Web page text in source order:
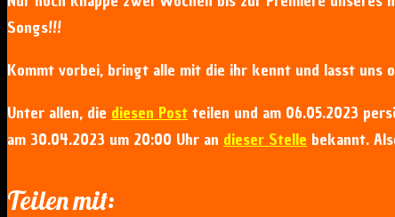
Songs!!!
Kommt vorbei, bringt alle mit die ihr kennt und lasst
Unter allen, die diesen Post teilen und am 06.05.2023
am 30.04.2023 um 20:00 Uhr an dieser Stelle bekannt.
Teilen mit: